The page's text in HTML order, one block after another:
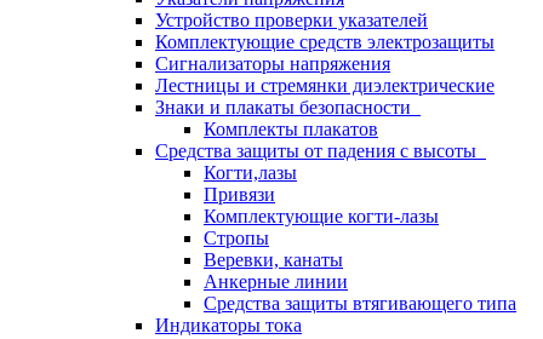
Устройство проверки указателей
Комплектующие средств электрозащиты
Сигнализаторы напряжения
Лестницы и стремянки диэлектрические
Знаки и плакаты безопасности
Комплекты плакатов
Средства защиты от падения с высоты
Когти,лазы
Привязи
Комплектующие когти-лазы
Стропы
Веревки, канаты
Анкерные линии
Средства защиты втягивающего типа
Индикаторы тока